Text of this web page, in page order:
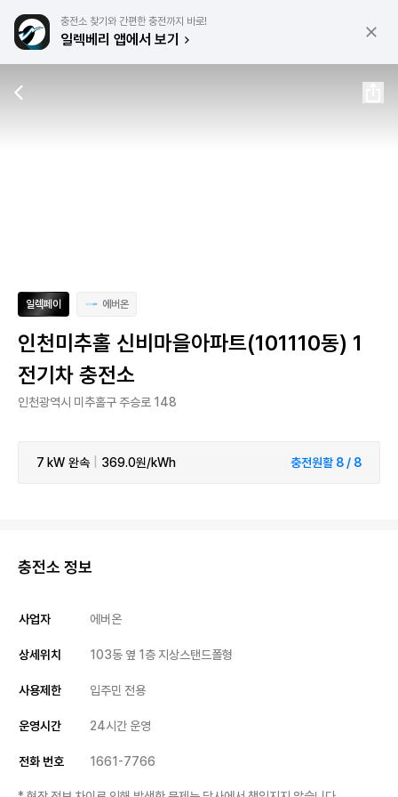
충전소 찾기와 간편한 충전까지 바로!
일렉베리 앱에서 보기
일렉페이 에버온
인천미추홀 신비마을아파트(101110동) 1
전기차 충전소
인천광역시 미추홀구 주승로 148
7 kW 완속 369.0원/kWh 충전원활 8 / 8
충전소 정보
사업자 에버온
상세위치 103동 옆 1층 지상스탠드폴형
사용제한 입주민 전용
운영시간 24시간 운영
전화 번호 1661-7766